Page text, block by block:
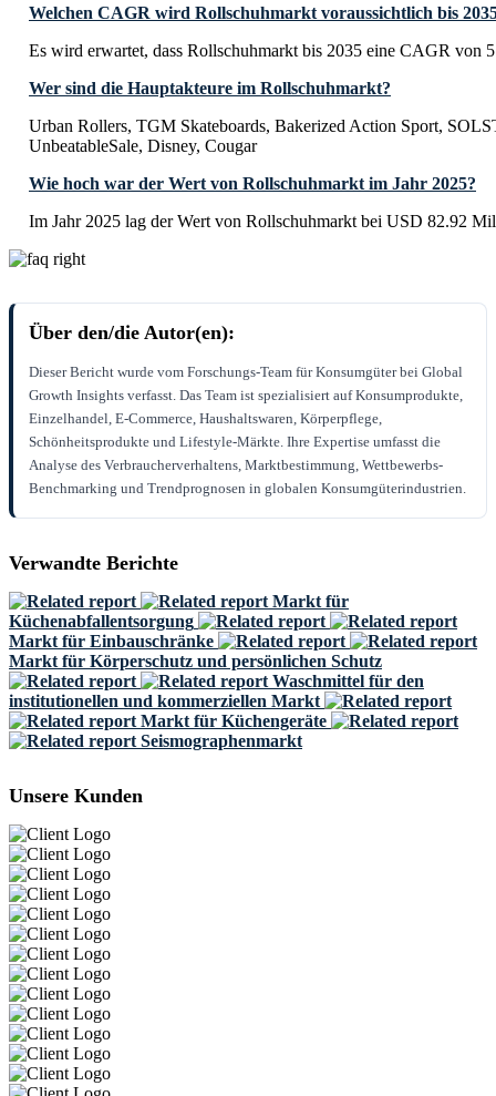
Welchen CAGR wird Rollschuhmarkt voraussichtlich bis
Es wird erwartet, dass Rollschuhmarkt bis 2035 eine CAGR von
Wer sind die Hauptakteure im Rollschuhmarkt?
Urban Rollers, TGM Skateboards, Bakerized Action Sport,
UnbeatableSale, Disney, Cougar
Wie hoch war der Wert von Rollschuhmarkt im Jahr 2025?
Im Jahr 2025 lag der Wert von Rollschuhmarkt bei USD 82.92
Über den/die Autor(en):
Dieser Bericht wurde vom Forschungs-Team für Konsumgüter bei Global
Growth Insights verfasst. Das Team ist spezialisiert auf Konsumprodukte,
Einzelhandel, E-Commerce, Haushaltswaren, Körperpflege,
Schönheitsprodukte und Lifestyle-Märkte. Ihre Expertise umfasst die
Analyse des Verbraucherverhaltens, Marktbestimmung, Wettbewerbs-
Benchmarking und Trendprognosen in globalen Konsumgüterindustrien.
Verwandte Berichte
Markt für
Küchenabfallentsorgung
Markt für Einbauschränke
Markt für Körperschutz und persönlichen Schutz
Waschmittel für den
institutionellen und kommerziellen Markt
Markt für Küchengeräte
Seismographenmarkt
Unsere Kunden